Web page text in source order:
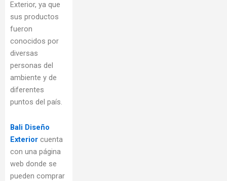
Exterior, ya que
sus productos
fueron
conocidos por
diversas
personas del
ambiente y de
diferentes
puntos del país.
Bali Diseño
Exterior cuenta
con una página
web donde se
pueden comprar